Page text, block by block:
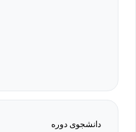
دانشجوی دوره